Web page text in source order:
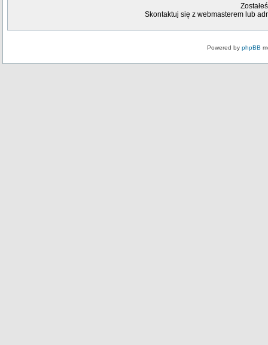
Skontaktuj się z webmasterem lub
Powered by phpBB